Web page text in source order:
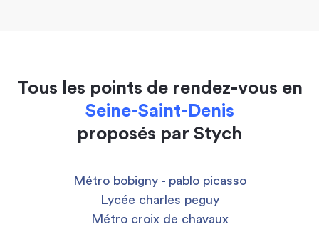
Tous les points de rendez-vous en
Seine-Saint-Denis
proposés par Stych
Métro bobigny - pablo picasso
Lycée charles peguy
Métro croix de chavaux